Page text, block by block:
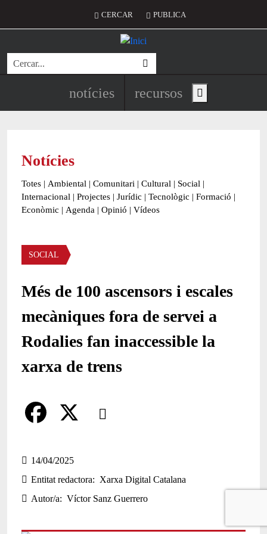
Menú del compte d'usuari
CERCAR PUBLICA
Cerca
Navegació principal de
notícies recursos Show main menu
Notícies
Totes | Ambiental | Comunitari | Cultural | Social |
Internacional | Projectes | Jurídic | Tecnològic | Formació |
Econòmic | Agenda | Opinió | Vídeos
Àmbit de la notícia
SOCIAL
Més de 100 ascensors i escales
mecàniques fora de servei a
Rodalies fan inaccessible la
xarxa de trens
Comparteix
a
c
e
14/04/2025
Entitat redactora
Xarxa Digital Catalana
Autor/a
Víctor Sanz Guerrero